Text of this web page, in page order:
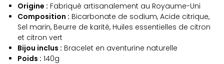
Origine : Fabriqué artisanalement au Royaume-Uni
Composition : Bicarbonate de sodium, Acide citrique,
Sel marin, Beurre de karité, Huiles essentielles de citron
et citron vert
Bijou inclus : Bracelet en aventurine naturelle
Poids : 140g